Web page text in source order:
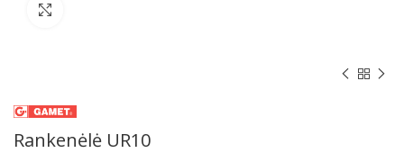
Rankenėlė UR10